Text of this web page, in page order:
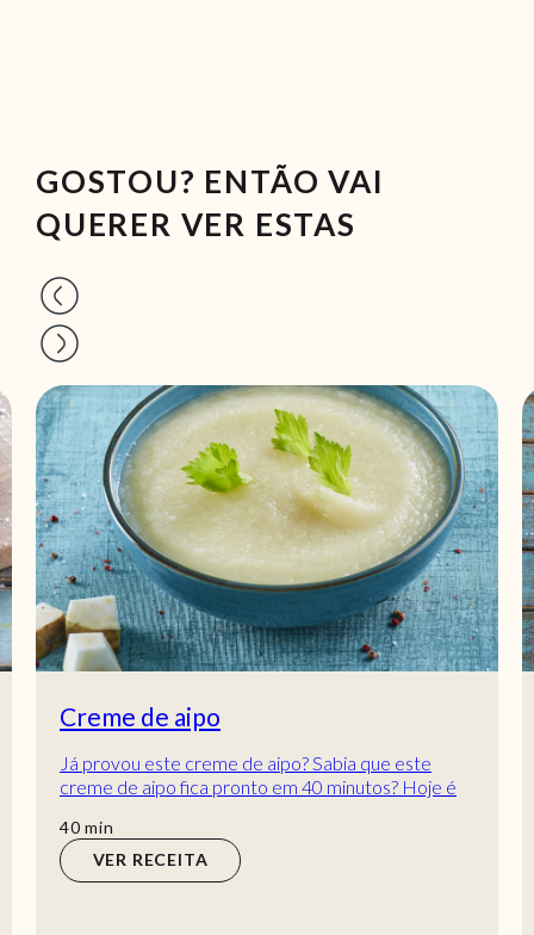
GOSTOU? ENTÃO VAI
QUERER VER ESTAS
Creme de aipo
Já provou este creme de aipo? Sabia que este
creme de aipo fica pronto em 40 minutos? Hoje é
40min
min
VER RECEITA